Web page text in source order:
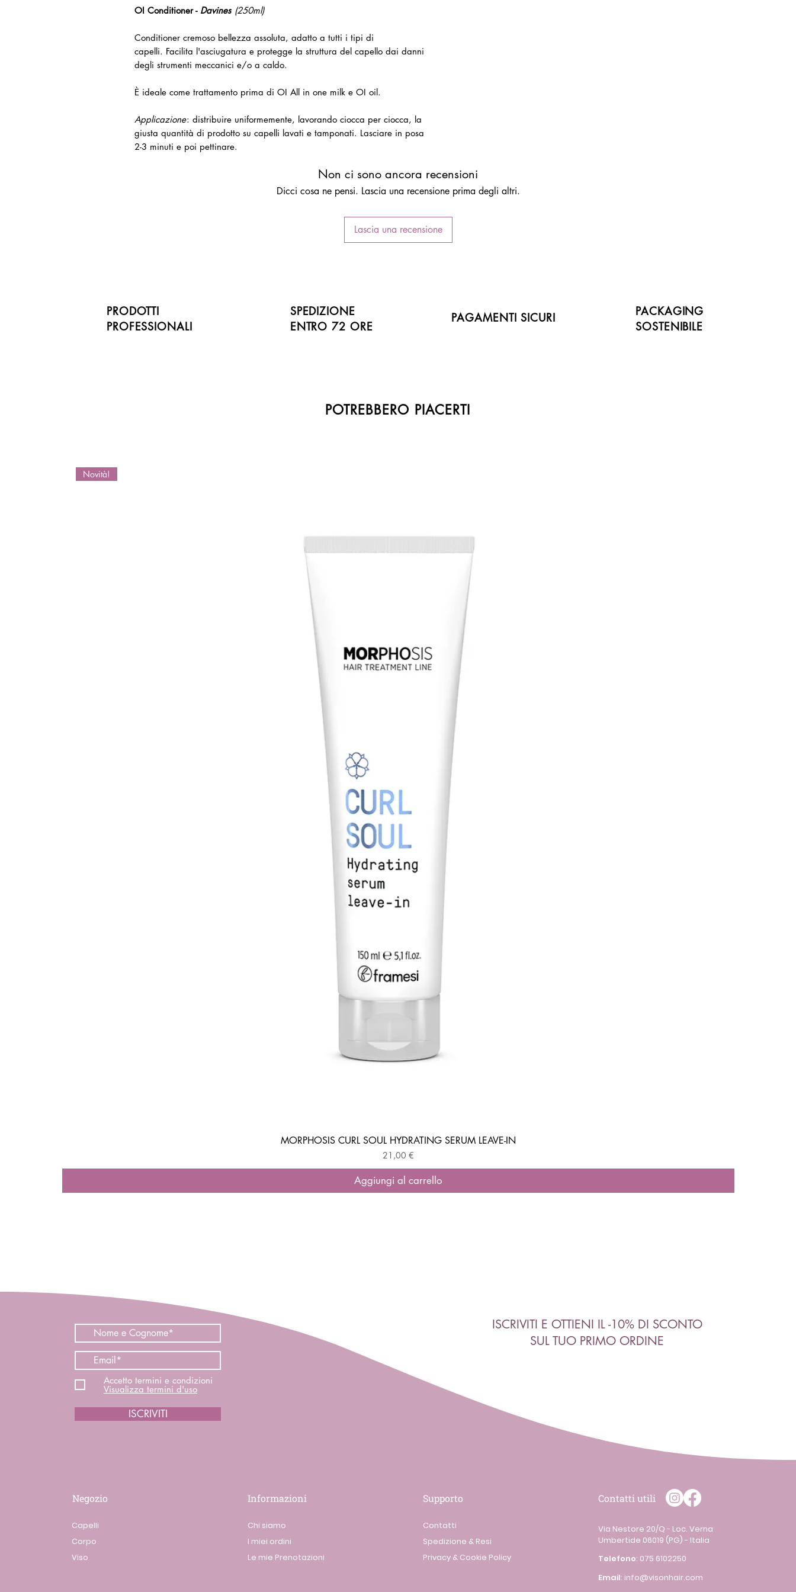
OI Conditioner - Davines (250ml)
Conditioner cremoso bellezza assoluta, adatto a tutti i tipi di
capelli. Facilita l'asciugatura e protegge la struttura del capello dai danni
degli strumenti meccanici e/o a caldo.
È ideale come trattamento prima di OI All in one milk e OI oil.
Applicazione: distribuire uniformemente, lavorando ciocca per ciocca, la
giusta quantità di prodotto su capelli lavati e tamponati. Lasciare in posa
2-3 minuti e poi pettinare.
Non ci sono ancora recensioni
Dicci cosa ne pensi. Lascia una recensione prima degli altri.
Lascia una recensione
PRODOTTI
PROFESSIONALI
SPEDIZIONE
ENTRO 72 ORE
PAGAMENTI SICURI
PACKAGING
SOSTENIBILE
POTREBBERO PIACERTI
Vista rapida
Novità!
MORPHOSIS CURL SOUL HYDRATING SERUM LEAVE-IN
Prezzo
21,00 €
Aggiungi al carrello
Negozio
Capelli
Corpo
Viso
Informazioni
Chi siamo
I miei ordini
Le mie Prenotazioni
Supporto
Contatti
Spedizione & Resi
Privacy & Cookie Policy
Contatti utili
Via Nestore 20/Q - Loc. Verna
Umbertide 06019 (PG) - Italia
Telefono: 075 6102250
Email: info@visonhair.com
Accetto termini e condizioni
Visualizza termini d'uso
ISCRIVITI
ISCRIVITI E OTTIENI IL -10% DI SCONTO
SUL TUO PRIMO ORDINE